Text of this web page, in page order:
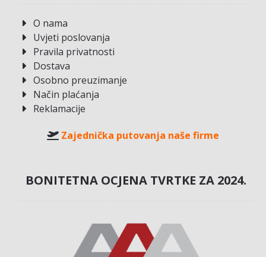
O nama
Uvjeti poslovanja
Pravila privatnosti
Dostava
Osobno preuzimanje
Način plaćanja
Reklamacije
Zajednička putovanja naše firme
BONITETNA OCJENA TVRTKE ZA 2024.